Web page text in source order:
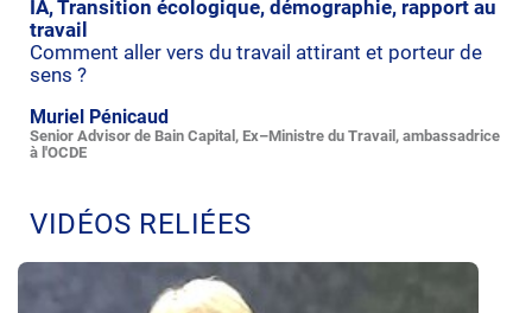
IA, Transition écologique, démographie, rapport au
travail
Comment aller vers du travail attirant et porteur de
sens ?
Muriel Pénicaud
Senior Advisor de Bain Capital, Ex–Ministre du Travail, ambassadrice
à l'OCDE
VIDÉOS RELIÉES